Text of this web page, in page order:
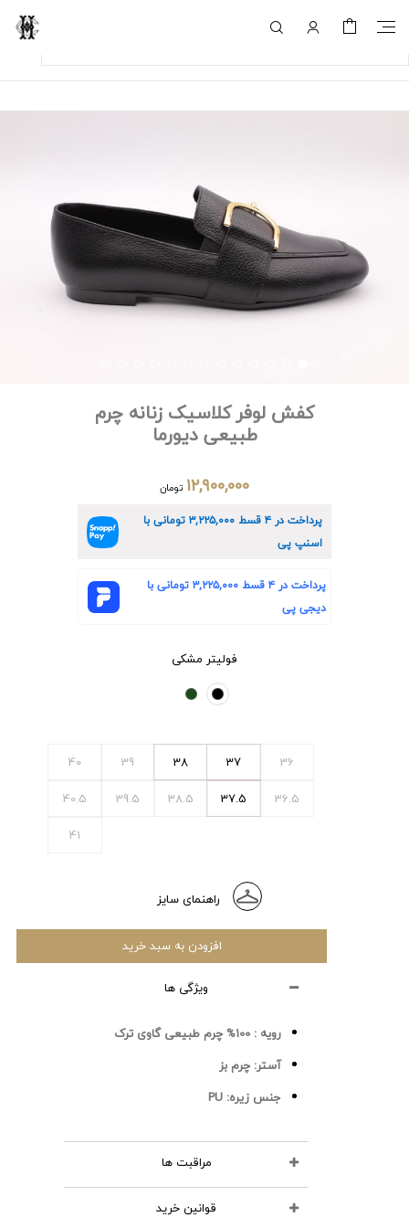
کفش لوفر کلاسیک زنانه چرم
طبیعی دیورما
۱۲,۹۰۰,۰۰۰ تومان
پرداخت در ۴ قسط ۳,۲۲۵,۰۰۰تومانی با
اسنپ پی
پرداخت در ۴ قسط ۳,۲۲۵,۰۰۰تومانی با
دیجی پی
فولیتر مشکی
36
37
38
39
40
36.5
37.5
38.5
39.5
40.5
41
راهنمای سایز
افزودن به سبد خرید
ویژگی ها
رویه : 100% چرم طبیعی گاوی ترک
آستر: چرم بز
جنس زیره: PU
مراقبت ها
محصولات چرمی را نشویید
قوانین خرید